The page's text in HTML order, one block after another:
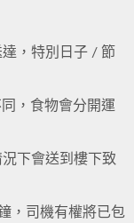
，特別日子 / 節
，食物會分開運
下會送到樓下致
，司機有權將已包